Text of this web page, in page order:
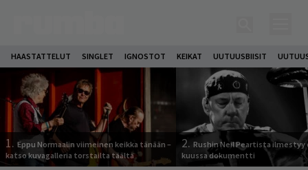
HAASTATTELUT SINGLET IGNOSTOT KEIKAT UUTUUSBIISIT
1. Eppu Normaalin viimeinen keikka tänään –
katso kuvagalleria torstailta täältä
2. Rushin Neil Peartista ilmestyy
kuussa dokumentti